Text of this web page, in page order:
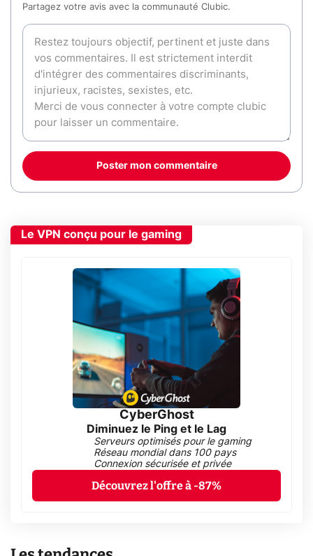
Partagez votre avis avec la communauté Clubic.
Poster mon commentaire
Le VPN conçu pour le gaming
CyberGhost
Diminuez le Ping et le Lag
Serveurs optimisés pour le gaming
Réseau mondial dans 100 pays
Connexion sécurisée et privée
Découvrez l'offre à -87%